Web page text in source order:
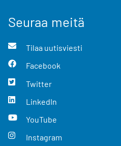
Seuraa meitä
Tilaa uutisviesti
Facebook
Twitter
LinkedIn
YouTube
Instagram